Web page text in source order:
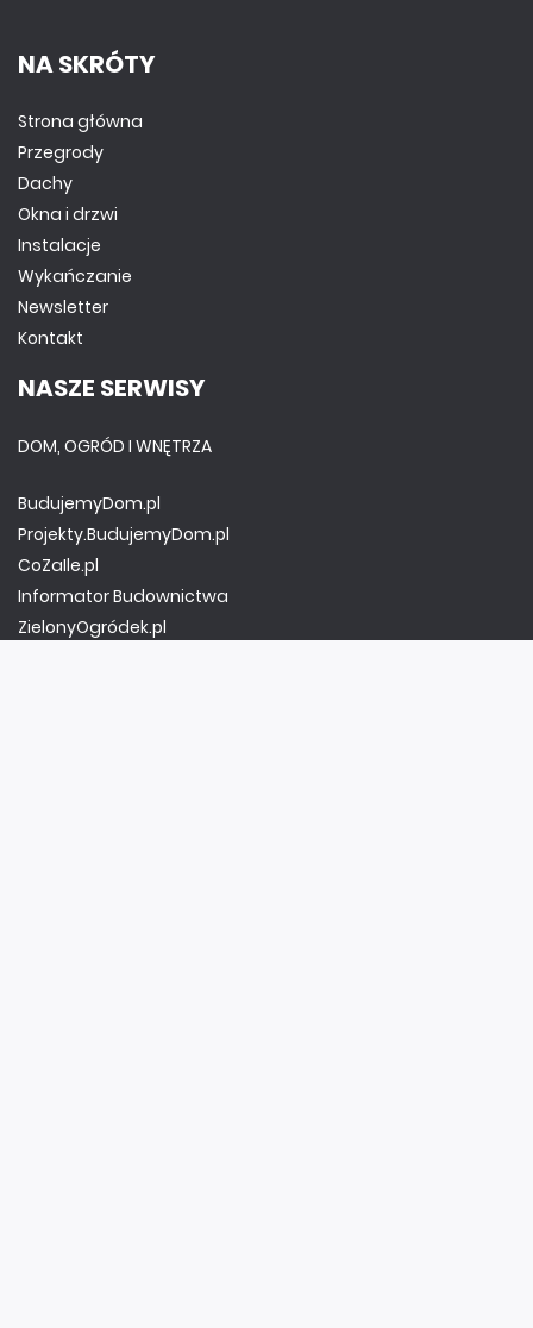
NA SKRÓTY
Strona główna
Przegrody
Dachy
Okna i drzwi
Instalacje
Wykańczanie
Newsletter
Kontakt
NASZE SERWISY
DOM, OGRÓD I WNĘTRZA
BudujemyDom.pl
Projekty.BudujemyDom.pl
CoZaIle.pl
Informator Budownictwa
ZielonyOgródek.pl